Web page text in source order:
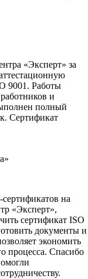
«Эксперт» за
9001. Работы
и
полный
Сертификат
на
«Эксперт»,
сертификат ISO
документы и
экономить
процесса. Спасибо